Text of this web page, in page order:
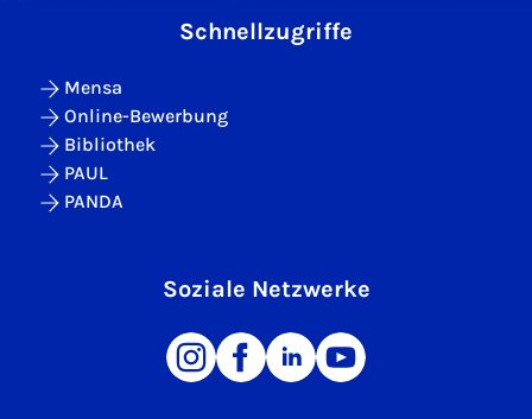
Schnellzugriffe
Mensa
Online-Bewerbung
Bibliothek
PAUL
PANDA
Soziale Netzwerke